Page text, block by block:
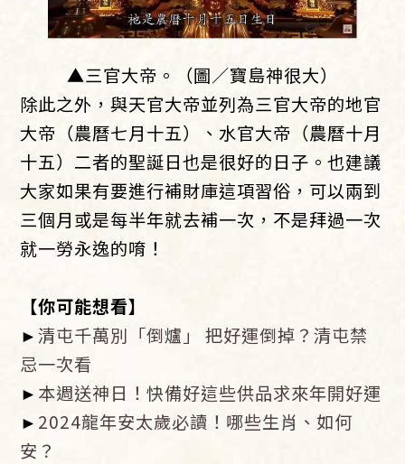
▲三官大帝。（圖／寶島神很大）
除此之外，與天官大帝並列為三官大帝的地官
大帝（農曆七月十五）、水官大帝（農曆十月
十五）二者的聖誕日也是很好的日子。也建議
大家如果有要進行補財庫這項習俗，可以兩到
三個月或是每半年就去補一次，不是拜過一次
就一勞永逸的唷！
【你可能想看】
►清屯千萬別「倒爐」 把好運倒掉？清屯禁
忌一次看
► 本週送神日！快備好這些供品求來年開好運
► 2024龍年安太歲必讀！哪些生肖、如何
安？